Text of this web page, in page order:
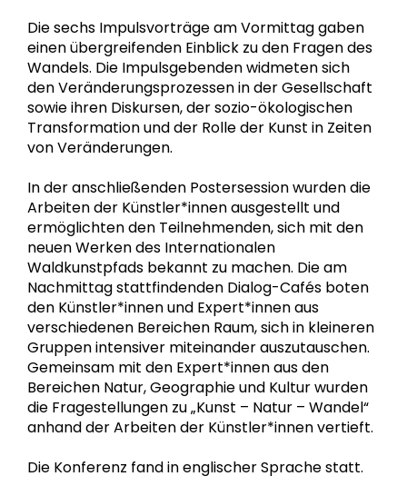
Die sechs Impulsvorträge am Vormittag gaben
einen übergreifenden Einblick zu den Fragen des
Wandels. Die Impulsgebenden widmeten sich
den Veränderungsprozessen in der Gesellschaft
sowie ihren Diskursen, der sozio-ökologischen
Transformation und der Rolle der Kunst in Zeiten
von Veränderungen.
In der anschließenden Postersession wurden die
Arbeiten der Künstler*innen ausgestellt und
ermöglichten den Teilnehmenden, sich mit den
neuen Werken des Internationalen
Waldkunstpfads bekannt zu machen. Die am
Nachmittag stattfindenden Dialog-Cafés boten
den Künstler*innen und Expert*innen aus
verschiedenen Bereichen Raum, sich in kleineren
Gruppen intensiver miteinander auszutauschen.
Gemeinsam mit den Expert*innen aus den
Bereichen Natur, Geographie und Kultur wurden
die Fragestellungen zu „Kunst – Natur – Wandel“
anhand der Arbeiten der Künstler*innen vertieft.
Die Konferenz fand in englischer Sprache statt.